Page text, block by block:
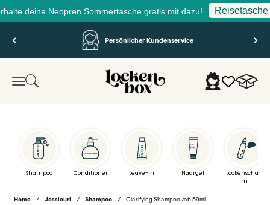
Neopren Sommertasche gratis mit dazu! Reisetasche füllen
Persönlicher Kundenservice
MenüSuche Lockenbox.com Anmelden
Shampoo Conditioner Leave-in Haargel
Lockenschau
m
Home / Jessicurl / Shampoo / Clarifying Shampoo /ab 59ml